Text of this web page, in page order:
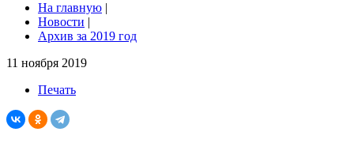
На главную |
Новости |
Архив за 2019 год
11 ноября 2019
Печать